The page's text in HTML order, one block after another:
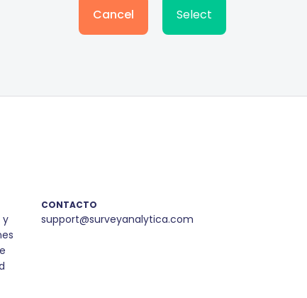
Cancel Select
y
CONTACTO
support@surveyanalytica.com